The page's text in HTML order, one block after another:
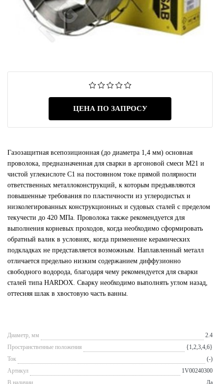
ЦЕНА ПО ЗАПРОСУ
Газозащитная всепозиционная (до диаметра 1,4 мм) основная
проволока, предназначенная для сварки в аргоновой смеси М21 и
чистой углекислоте С1 на постоянном токе прямой полярности
ответственных металлоконструкций, к которым предъявляются
повышенные требования по пластичности из углеродистых и
низколегированных конструкционных и судовых сталей с пределом
текучести до 420 МПа. Проволока также рекомендуется для
выполнения корневых проходов, когда необходимо сформировать
обратный валик в условиях, когда применение керамических
подкладках не представляется возможным. Наплавленный металл
отличается предельно низким содержанием диффузионно
свободного водорода, благодаря чему рекомендуется для сварки
сталей типа HARDOX. Сварку необходимо выполнять углом назад,
оттесняя шлак в хвостовую часть ванны.
Диаметр, мм
2.4
Пространственные положения
{1,2,3,4,6}
Ток
(-)
Артикул
1V00240300
В наличии
Да